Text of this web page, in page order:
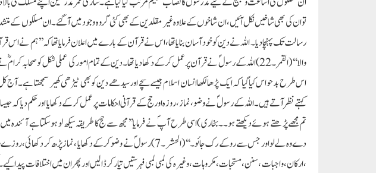
تو ان کی بھی شاخیں نکل آئیں ،ان شاخوں کے علاوہ غیر مقلدین کے بھی کئی گروہ وجود میں آگئے ۔ان مسلکوں کے
رسالت تک پہنچادیا ۔ اللہ نے دین کو خود آسان بنایا تھا ،اس نے قرآن کے بارے میں اعلان فرمایا تھا کہ ’’ہم
والا‘‘(القمر۔22)اللہ کے رسول ؐ نے قرآن پر عمل کرکے دکھادیا تھا ۔دین کے تمام امور کی عملی شکل کو
اس طرح بدحواس کیا گیا کہ ایک پڑھا لکھا انسان اسلام جیسے سچے اور سیدھے دین کو بھی ٹیڑھی کھیر سمجھتا ہے۔آج
کہتے نظر آتے ہیں ۔اللہ کے رسول ؐ نے وضو،نماز،روزہ اور حج کے قرآنی احکامات پر عمل کرکے دکھایا اور حکم دیا کہ
تم مجھے پڑھتے ہوئے دیکھتے ہو۔۔بخاری )اسی طرح آپ ؐ نے فرمایا’’ مجھ سے حج کا طریقہ سیکھ لو ہوسکتا ہے
دے وہ لے لو اور جس سے روکے رک جائو۔‘‘(الحشر ۔7)رسول ؐ نے وضو کرکے
،ارکان ،واجبات ،سنن ،مستحبات ،مکروہات ،وغیرہ کی لمبی لمبی فہرستیں تیار کرڈالیں اور پھر ان میں اختلافات